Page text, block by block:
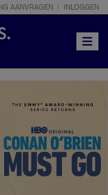
AANVRAGEN INLOGGEN